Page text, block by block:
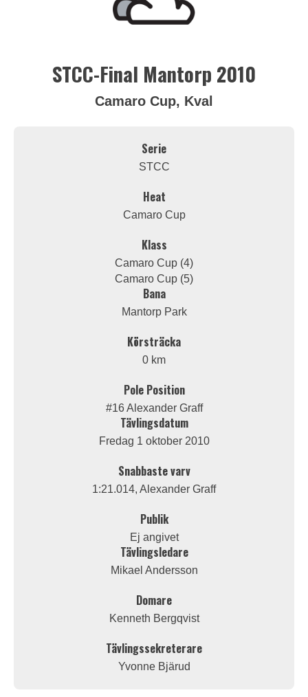
STCC-Final Mantorp 2010
Camaro Cup, Kval
Serie
STCC
Heat
Camaro Cup
Klass
Camaro Cup (4)
Camaro Cup (5)
Bana
Mantorp Park
Körsträcka
0 km
Pole Position
#16 Alexander Graff
Tävlingsdatum
Fredag 1 oktober 2010
Snabbaste varv
1:21.014, Alexander Graff
Publik
Ej angivet
Tävlingsledare
Mikael Andersson
Domare
Kenneth Bergqvist
Tävlingssekreterare
Yvonne Bjärud